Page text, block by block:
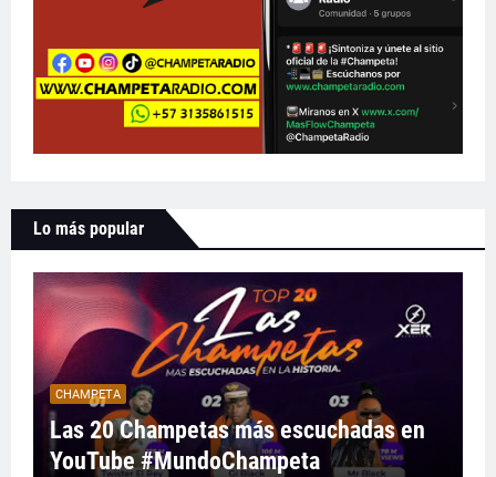
Lo más popular
CHAMPETA
Las 20 Champetas más escuchadas en
YouTube #MundoChampeta